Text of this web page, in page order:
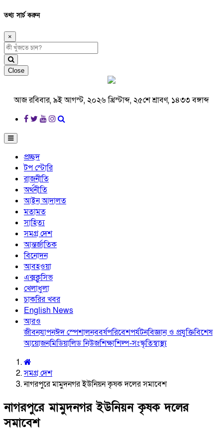
তথ্য সার্চ করুন
×
Close
আজ রবিবার, ৯ই আগস্ট, ২০২৬ খ্রিস্টাব্দ, ২৫শে শ্রাবণ, ১৪৩৩ বঙ্গাব্দ
প্রচ্ছদ
টপ স্টোরি
রাজনীতি
অর্থনীতি
আইন আদালত
মতামত
সাহিত্য
সমগ্র দেশ
আন্তর্জাতিক
বিনোদন
আবহওয়া
এক্সক্লুসিভ
খেলাধুলা
চাকরির খবর
English News
আরও
জীবনযাপনঈদ স্পেশালনববর্ষপরিবেশপর্যটনবিজ্ঞান ও প্রযুক্তিবিশেষ
আয়োজনমিডিয়ালিড নিউজশিক্ষাশিল্প-সংস্কৃতিস্বাস্থ্য
সমগ্র দেশ
নাগরপুরে মামুদনগর ইউনিয়ন কৃষক দলের সমাবেশ
নাগরপুরে মামুদনগর ইউনিয়ন কৃষক দলের
সমাবেশ